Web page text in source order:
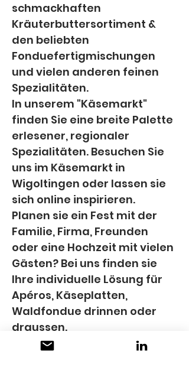
schmackhaften
Kräuterbuttersortiment &
den beliebten
Fonduefertigmischungen
und vielen anderen feinen
Spezialitäten.
In unserem "Käsemarkt"
finden Sie eine breite Palette
erlesener, regionaler
Spezialitäten. Besuchen Sie
uns im Käsemarkt in
Wigoltingen oder lassen sie
sich online inspirieren.
Planen sie ein Fest mit der
Familie, Firma, Freunden
oder eine Hochzeit mit vielen
Gästen? Bei uns finden sie
Ihre individuelle Lösung für
Apéros, Käseplatten,
Waldfondue drinnen oder
draussen.